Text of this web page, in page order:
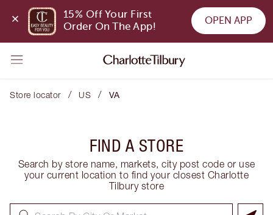
15% Off Your First
Order On The App!
OPEN APP
Store locator / US / VA
FIND A STORE
Search by store name, markets, city post code or use
your current location to find your closest Charlotte
Tilbury store